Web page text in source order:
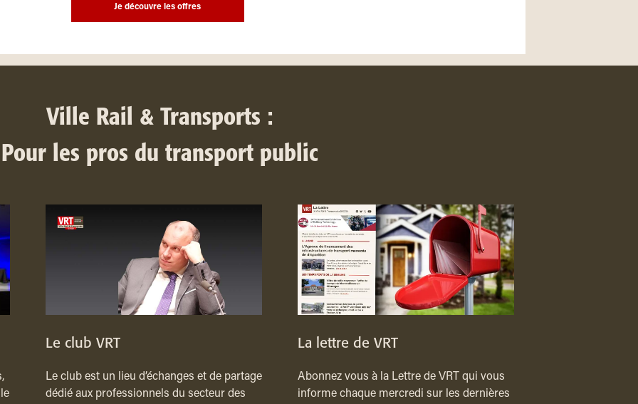
Je découvre les offres
Ville Rail & Transports :
Pour les pros du transport public
Le club VRT
Le club est un lieu d’échanges et de partage
dédié aux professionnels du secteur des
La lettre de VRT
Abonnez vous à la Lettre de VRT qui vous
informe chaque mercredi sur les dernières